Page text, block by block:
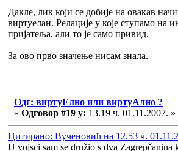
Дакле, лик који се добије на овакав
виртуелан. Релације у које ступамо на
пријатеља, али то је само привид.
За ово прво значење нисам знала.
Одг: виртуЕлно или виртуАлно ?
« Одговор #19 у: 13.19 ч. 01.11.2007. »
Цитирано: Вученовић на 12.53 ч.
U vojsci sam se družio s dva